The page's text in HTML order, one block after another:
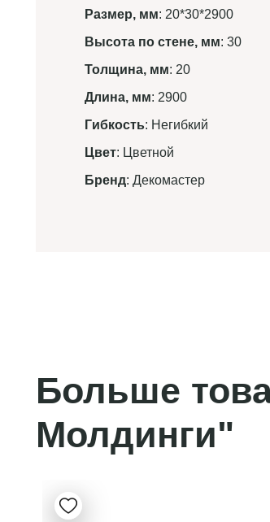
Размер, мм: 20*30*2900
Высота по стене, мм: 30
Толщина, мм: 20
Длина, мм: 2900
Гибкость: Негибкий
Цвет: Цветной
Бренд: Декомастер
Больше
Молдинги"